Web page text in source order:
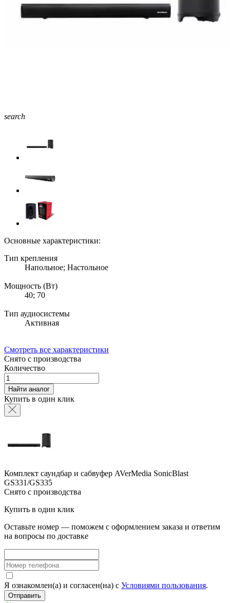
search
Основные характеристики:
Тип крепления
Напольное; Настольное
Мощность (Вт)
40; 70
Тип аудиосистемы
Активная
Смотреть все характеристики
Снято с производства
Количество
Найти аналог
Купить в один клик
Комплект саундбар и сабвуфер AVerMedia SonicBlast
GS331/GS335
Снято с производства
Купить в один клик
Оставьте номер — поможем с оформлением заказа и ответим
на вопросы по доставке
Я ознакомлен(а) и согласен(на) с Условиями пользования.
Отправить